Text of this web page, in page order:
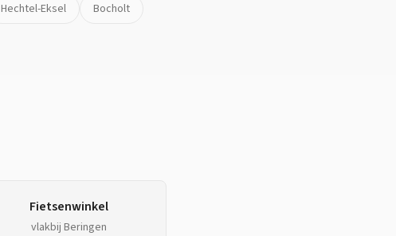
Hechtel-Eksel Bocholt
Fietsenwinkel
vlakbij Beringen